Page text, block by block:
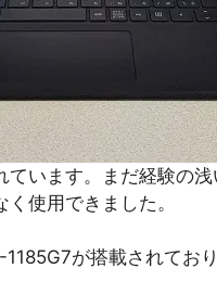
ています。まだ経験の
使用できました。
が搭載されてお